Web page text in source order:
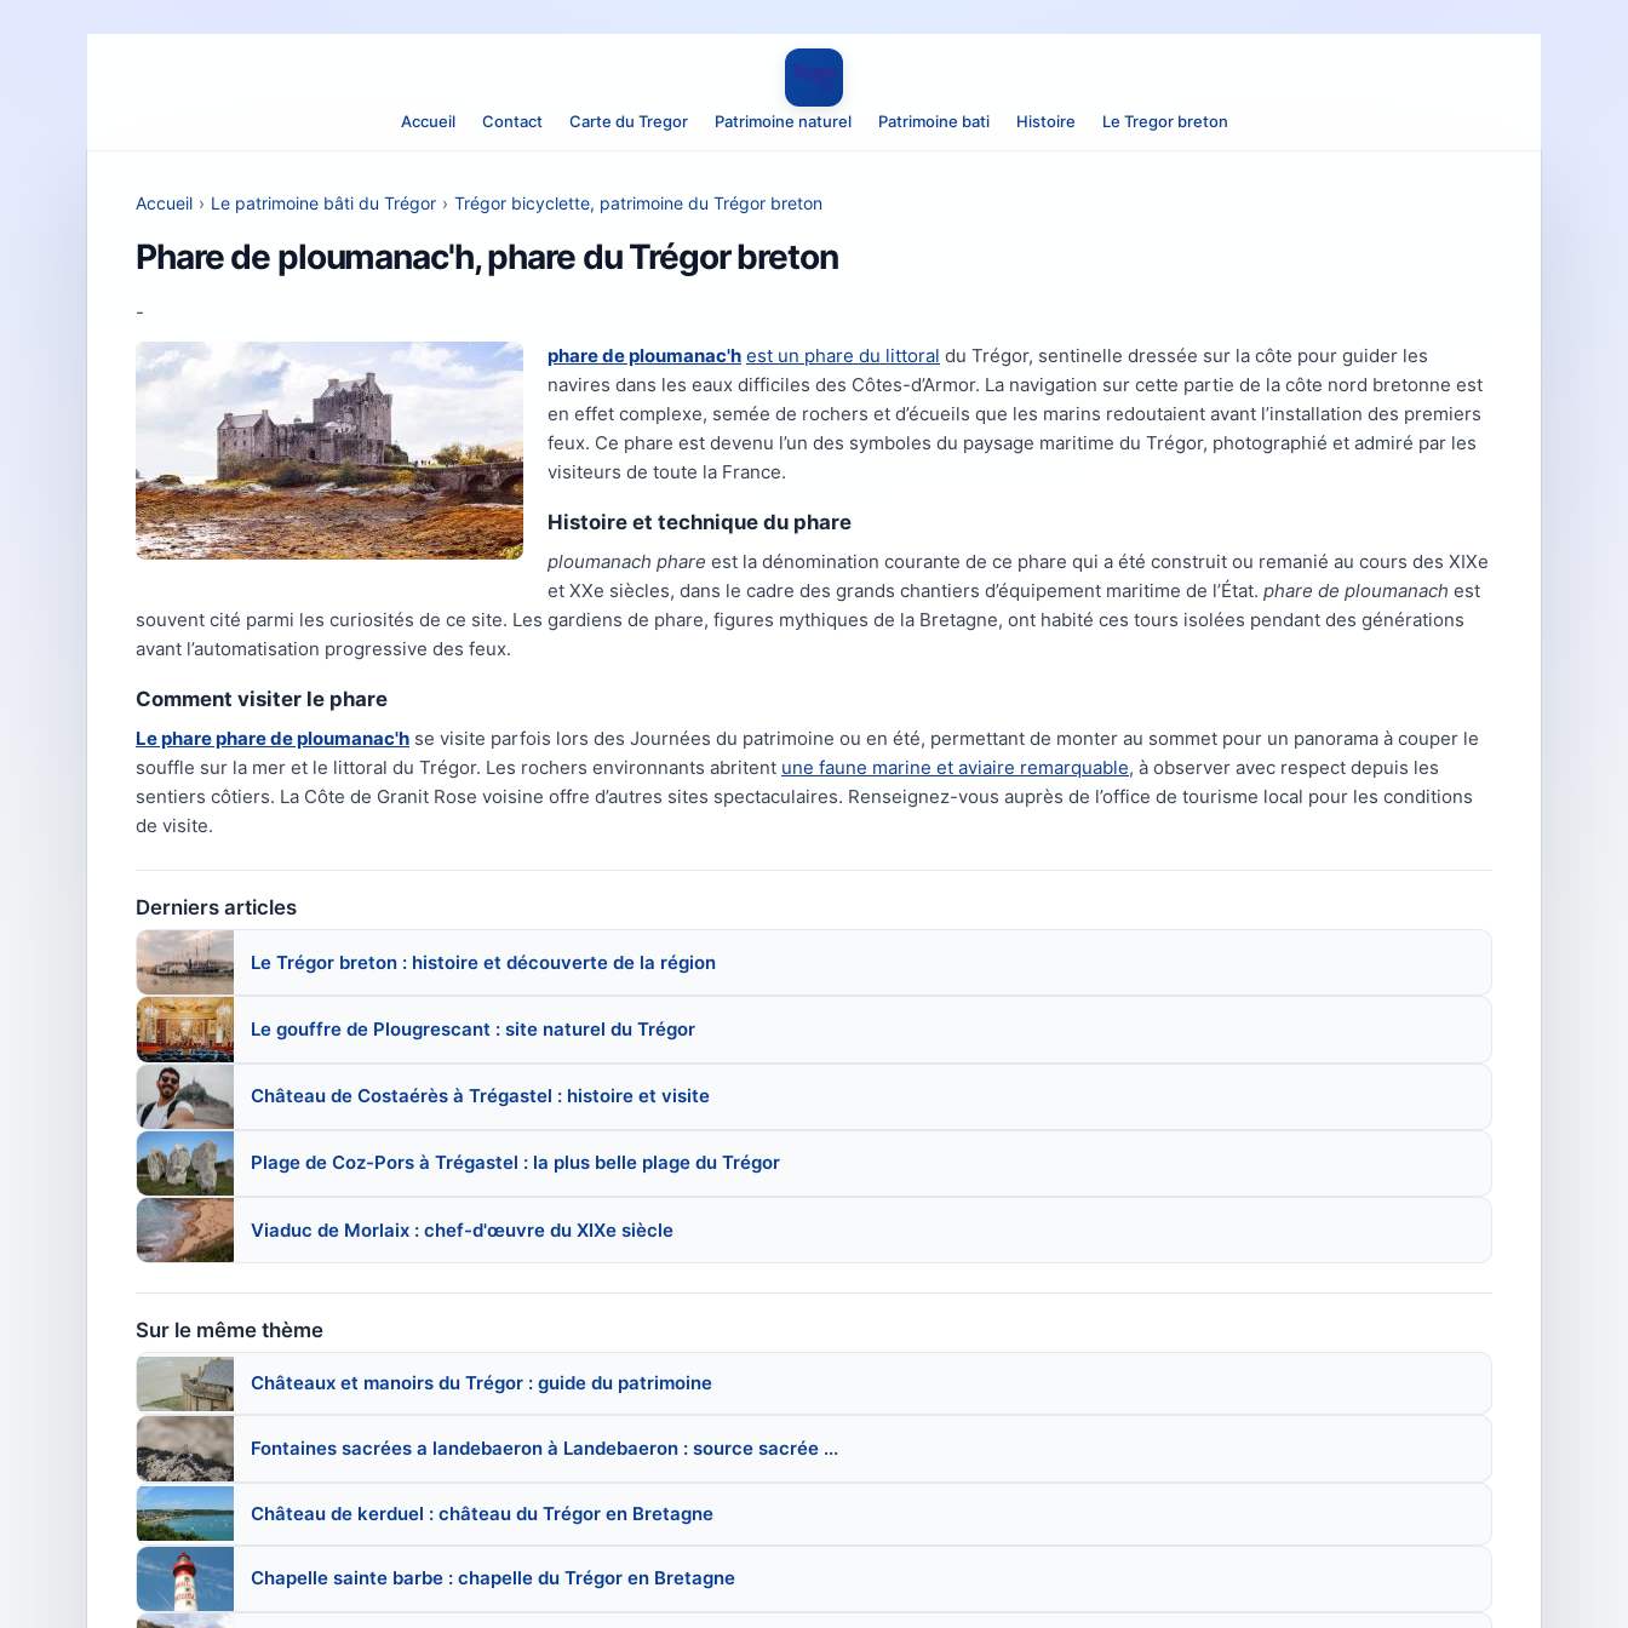
Accueil Contact Carte du Tregor Patrimoine naturel Patrimoine bati Histoire Le Tregor breton
Accueil › Le patrimoine bâti du Trégor › Trégor bicyclette, patrimoine du Trégor breton
Phare de ploumanac'h, phare du Trégor breton
-
phare de ploumanac'h est un phare du littoral du Trégor, sentinelle dressée sur la côte pour guider les
navires dans les eaux difficiles des Côtes-d’Armor. La navigation sur cette partie de la côte nord bretonne est
en effet complexe, semée de rochers et d’écueils que les marins redoutaient avant l’installation des premiers
feux. Ce phare est devenu l’un des symboles du paysage maritime du Trégor, photographié et admiré par les
visiteurs de toute la France.
Histoire et technique du phare
ploumanach phare est la dénomination courante de ce phare qui a été construit ou remanié au cours des XIXe
et XXe siècles, dans le cadre des grands chantiers d’équipement maritime de l’État. phare de ploumanach est
souvent cité parmi les curiosités de ce site. Les gardiens de phare, figures mythiques de la Bretagne, ont habité ces tours isolées pendant des générations
avant l’automatisation progressive des feux.
Comment visiter le phare
Le phare phare de ploumanac'h se visite parfois lors des Journées du patrimoine ou en été, permettant de monter au sommet pour un panorama à couper le
souffle sur la mer et le littoral du Trégor. Les rochers environnants abritent une faune marine et aviaire remarquable, à observer avec respect depuis les
sentiers côtiers. La Côte de Granit Rose voisine offre d’autres sites spectaculaires. Renseignez-vous auprès de l’office de tourisme local pour les conditions
de visite.
Derniers articles
Le Trégor breton : histoire et découverte de la région
Le gouffre de Plougrescant : site naturel du Trégor
Château de Costaérès à Trégastel : histoire et visite
Plage de Coz-Pors à Trégastel : la plus belle plage du Trégor
Viaduc de Morlaix : chef-d'œuvre du XIXe siècle
Sur le même thème
Châteaux et manoirs du Trégor : guide du patrimoine
Fontaines sacrées a landebaeron à Landebaeron : source sacrée ...
Château de kerduel : château du Trégor en Bretagne
Chapelle sainte barbe : chapelle du Trégor en Bretagne